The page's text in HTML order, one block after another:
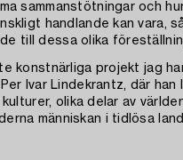
sammanstötningar och
handlande kan vara,
till dessa olika
konstnärliga projekt jag
Ivar Lindekrantz, där han
olika delar av
människan i tidlösa